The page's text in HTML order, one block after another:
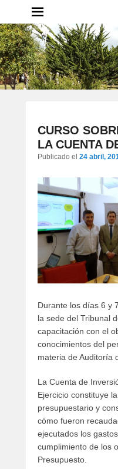
CURSO
LA CUENTA
Publicado el 24 abril,
Durante los días 6 y
la sede del Tribunal
capacitación con el
conocimientos del
materia de Auditoría
La Cuenta de
Ejercicio constituye
presupuestario y
cómo fueron
ejecutados los
cumplimiento de los
Presupuesto.